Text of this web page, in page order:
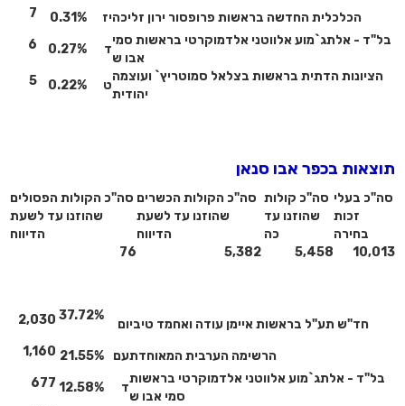
הכלכלית החדשה בראשות פרופסור ירון זליכהיז 0.31%
בל"ד - אלתג`מוע אלווטני אלדמוקרטי בראשות סמי
אבו ש
0.27%
הציונות הדתית בראשות בצלאל סמוטריץ` ועוצמה
יהודית
0.22%
תוצאות בכפר אבו סנאן
סה"כ בעלי
זכות
בחירה
סה"כ קולות
שהוזנו עד
כה
סה"כ הקולות הכשרים
שהוזנו עד לשעת
הדיווח
סה"כ הקולות הפסולים
שהוזנו עד לשעת
הדיווח
10,013
5,458
5,382
76
חד"ש תע"ל בראשות איימן עודה ואחמד טיביום
37.72%
2,030
הרשימה הערבית המאוחדתעם 21.55%
1,160
בל"ד - אלתג`מוע אלווטני אלדמוקרטי בראשות
סמי אבו ש
12.58%
677